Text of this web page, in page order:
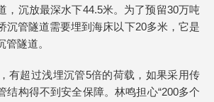
，沉放最深水下44.5米。为了预留30万吨
沉管隧道需要埋到海床以下20多米，它是
隧道。
有超过浅埋沉管5倍的荷载，如果采用传
结构得不到安全保障。林鸣担心“200多个